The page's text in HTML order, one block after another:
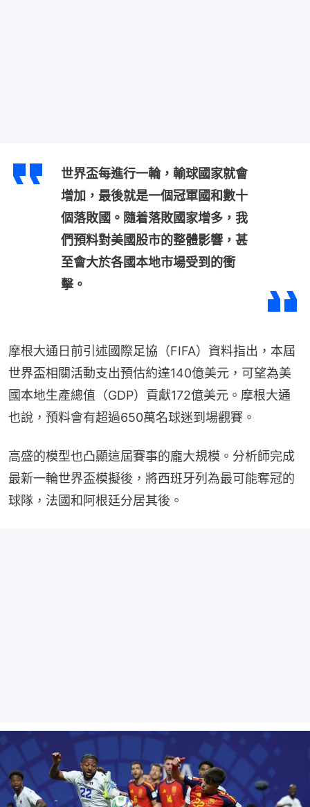
世界盃每進行一輪，輸球國家就會
增加，最後就是一個冠軍國和數十
個落敗國。隨着落敗國家增多，我
們預料對美國股市的整體影響，甚
至會大於各國本地市場受到的衝
擊。
摩根大通日前引述國際足協（FIFA）資料指出，本屆
世界盃相關活動支出預估約達140億美元，可望為美
國本地生產總值（GDP）貢獻172億美元。摩根大通
也說，預料會有超過650萬名球迷到場觀賽。
高盛的模型也凸顯這屆賽事的龐大規模。分析師完成
最新一輪世界盃模擬後，將西班牙列為最可能奪冠的
球隊，法國和阿根廷分居其後。